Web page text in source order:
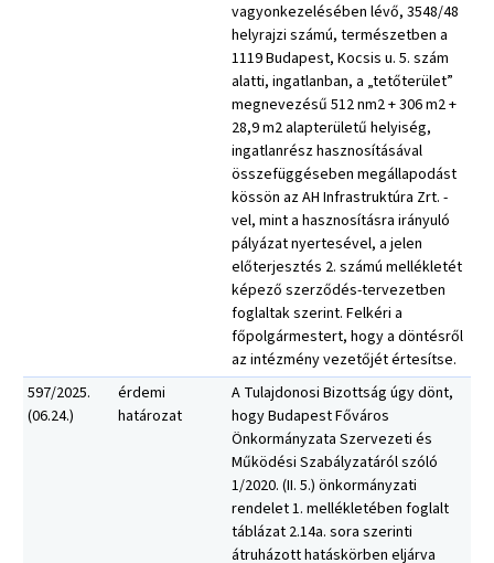
vagyonkezelésében lévő, 3548/48
helyrajzi számú, természetben a
1119 Budapest, Kocsis u. 5. szám
alatti, ingatlanban, a „tetőterület”
megnevezésű 512 nm2 + 306 m2 +
28,9 m2 alapterületű helyiség,
ingatlanrész hasznosításával
összefüggéseben megállapodást
kössön az AH Infrastruktúra Zrt. -
vel, mint a hasznosításra irányuló
pályázat nyertesével, a jelen
előterjesztés 2. számú mellékletét
képező szerződés-tervezetben
foglaltak szerint. Felkéri a
főpolgármestert, hogy a döntésről
az intézmény vezetőjét értesítse.
597/2025.
(06.24.)
érdemi
határozat
A Tulajdonosi Bizottság úgy dönt,
hogy Budapest Főváros
Önkormányzata Szervezeti és
Működési Szabályzatáról szóló
1/2020. (II. 5.) önkormányzati
rendelet 1. mellékletében foglalt
táblázat 2.14a. sora szerinti
átruházott hatáskörben eljárva